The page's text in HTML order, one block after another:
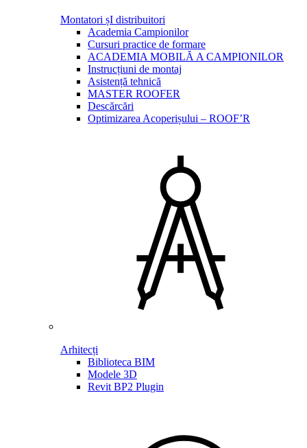
Montatori șI distribuitori
Academia Campionilor
Cursuri practice de formare
ACADEMIA MOBILĂ A CAMPIONILOR
Instrucțiuni de montaj
Asistență tehnică
MASTER ROOFER
Descărcări
Optimizarea Acoperișului – ROOF’R
Arhitecți
Biblioteca BIM
Modele 3D
Revit BP2 Plugin